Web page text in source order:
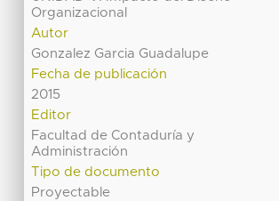
Organizacional
Autor
Gonzalez Garcia Guadalupe
Fecha de publicación
2015
Editor
Facultad de Contaduría y
Administración
Tipo de documento
Proyectable